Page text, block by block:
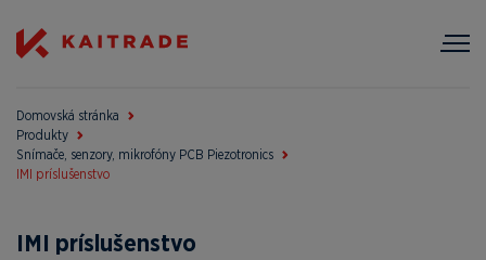
Domovská stránka
Produkty
Snímače, senzory, mikrofóny PCB Piezotronics
IMI príslušenstvo
IMI príslušenstvo